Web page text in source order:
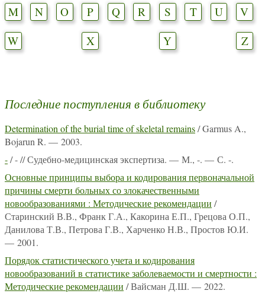
M
N O P Q R S T U
V
W
X Y Z
Последние поступления в библиотеку
Determination of the burial time of skeletal remains/ Garmus A.,
Bojarun R. — 2003.
-/ - // Судебно-медицинская экспертиза. — М., -. — С. -.
Основные принципы выбора и кодирования первоначальной
причины смерти больных со злокачественными
новообразованиями : Методические рекомендации /
Старинский В.В., Франк Г.А., Какорина Е.П., Грецова О.П.,
Данилова Т.В., Петрова Г.В., Харченко Н.В., Простов Ю.И.
— 2001.
Порядок статистического учета и кодирования
новообразований в статистике заболеваемости и смертности :
Методические рекомендации / Вайсман Д.Ш. — 2022.